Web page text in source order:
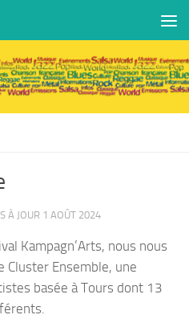
À JOUR 1 AOÛT 2024
Kampagn’Arts, nous nous
Cluster Ensemble, une
basée à Tours dont 13